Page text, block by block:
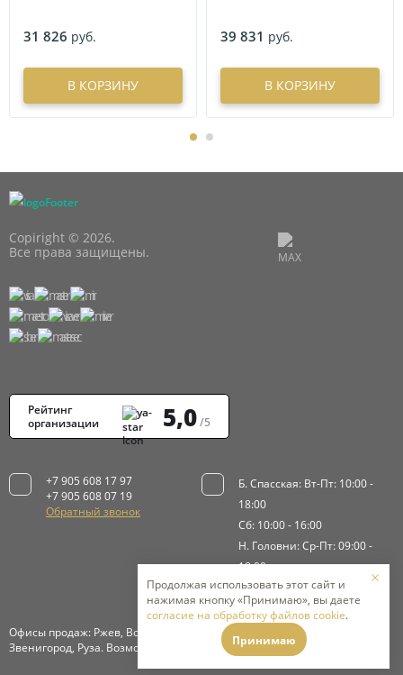
31 826 руб.
В КОРЗИНУ
39 831 руб.
В КОРЗИНУ
Продолжая использовать этот сайт и
нажимая кнопку «Принимаю», вы даете
согласие на обработку файлов cookie.
Принимаю
Copiright © 2026.
Все права защищены.
Рейтинг
организации
5,0/5
+7 905 608 17 97
+7 905 608 07 19
Обратный звонок
Б. Спасская: Вт-Пт: 10:00 -
18:00
Сб: 10:00 - 16:00
Н. Головни: Ср-Пт: 09:00 -
18:00
Сб-Вс: 9:00 - 15:00
Офисы продаж: Ржев, Волоколамск, Истра, Клинский район,
Звенигород, Руза. Возможна доставка в Москву